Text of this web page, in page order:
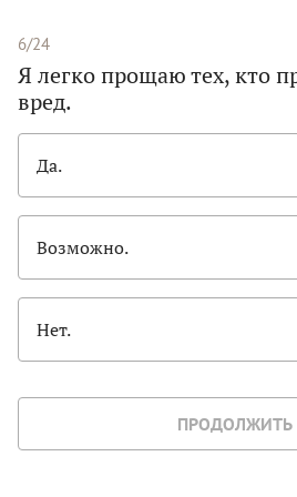
6/24
Я легко прощаю тех, кто
вред.
Да.
Возможно.
Нет.
ПРОДОЛЖИТЬ